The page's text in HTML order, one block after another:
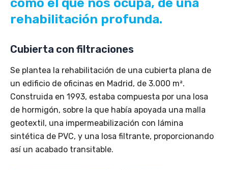
rehabilitación profunda.
Cubierta con filtraciones
Se plantea la rehabilitación de una cubierta plana de
un edificio de oficinas en Madrid, de 3.000 m².
Construida en 1993, estaba compuesta por una losa
de hormigón, sobre la que había apoyada una malla
geotextil, una impermeabilización con lámina
sintética de PVC, y una losa filtrante, proporcionando
así un acabado transitable.